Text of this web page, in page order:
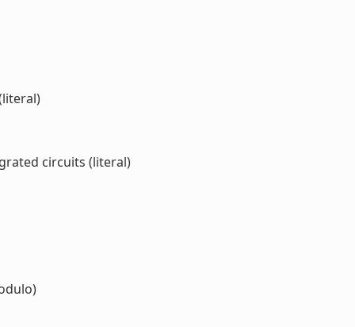
circuits (literal)